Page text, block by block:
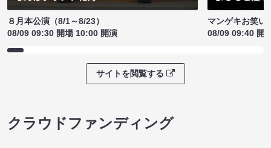
８月本公演（8/1～8/23）
08/09 09:30 開場 10:00 開演
マンゲキお笑い
08/09 09:40 開
サイトを閲覧する
クラウドファンディング